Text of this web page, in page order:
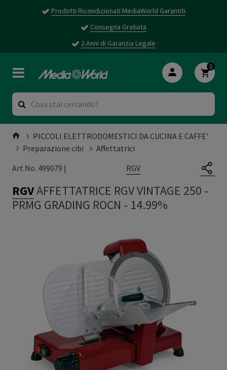
Prodotti Ricondizionati MediaWorld Garantiti
Consegna Gratuita
2 Anni di Garanzia Legale
0
PICCOLI ELETTRODOMESTICI DA CUCINA E CAFFE'
Preparazione cibi
Affettatrici
Art.No. 499079 |
RGV
RGVAFFETTATRICE RGV VINTAGE 250 -
PRMG GRADING ROCN - 14.99%